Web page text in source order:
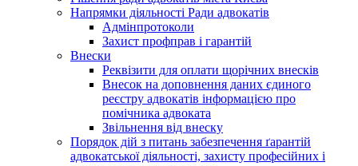
Напрямки діяльності Ради адвокатів
Адмінпротоколи
Захист профправ і гарантій
Внески
Реквізити для оплати щорічних внесків
Внесок на доповнення даних єдиного
реєстру адвокатів інформацією про
помічника адвоката
Звільнення від внеску
Порядок дій з питань забезпечення ґарантій
адвокатської діяльності, захисту професійних і